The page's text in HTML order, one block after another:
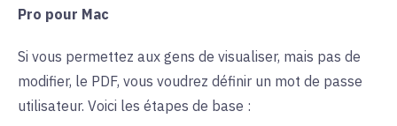
Pro pour Mac
Si vous permettez aux gens de visualiser, mais pas de
modifier, le PDF, vous voudrez définir un mot de passe
utilisateur. Voici les étapes de base :